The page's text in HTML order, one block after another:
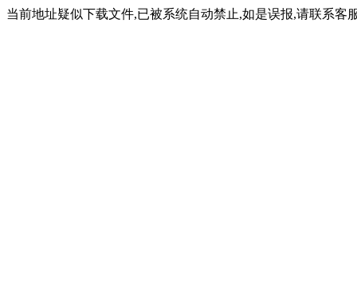
当前地址疑似下载文件,已被系统自动禁止,如是误报,请联系客